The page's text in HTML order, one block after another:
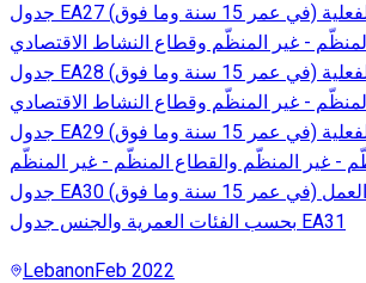
جدول EA27 توزع القوى العاملة الفعلية (في عمر 15 سنة وما فوق)
- غير المنظّم وقطاع النشاط الاقتصادي
جدول EA28 توزع القوى العاملة الفعلية (في عمر 15 سنة وما فوق)
- غير المنظّم وقطاع النشاط الاقتصادي
جدول EA29 توزع القوى العاملة الفعلية (في عمر 15 سنة وما فوق)
- غير المنظّم والقطاع المنظّم - غير المنظّم
جدول EA30 توزع العاطلين عن العمل (في عمر 15 سنة وما فوق)
بحسب الفئات العمرية والجنس جدول EA31
LebanonFeb 2022